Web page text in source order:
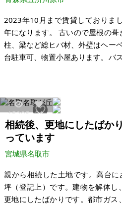
2023年10月まで賃貸しておりま
年になります。 古いので屋根の葺き替え等必要です。建物は、
柱、梁など総ヒバ材、外壁はヘー
台駐車可、物置小屋あります。バ
家 希望価格：460万円 ※現状有姿、および公簿売買でのお取引
きとなります。
15295 21
相続後、更地にしたばか
っています
宮城県名取市
親から相続した土地です。高台
坪（登記上）です。建物を解体し
更地にしたばかりです。都市ガス